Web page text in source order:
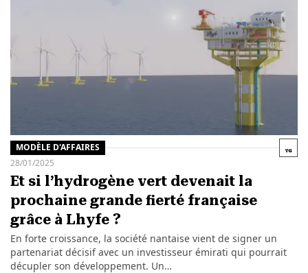
MODÈLE D'AFFAIRES
28/01/2025
Et si l’hydrogène vert devenait la
prochaine grande fierté française
grâce à Lhyfe ?
En forte croissance, la société nantaise vient de signer un
partenariat décisif avec un investisseur émirati qui pourrait
décupler son développement. Un…